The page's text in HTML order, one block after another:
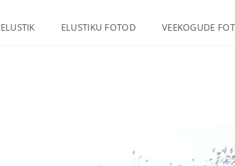
ELUSTIK ELUSTIKU FOTOD VEEKOGUDE